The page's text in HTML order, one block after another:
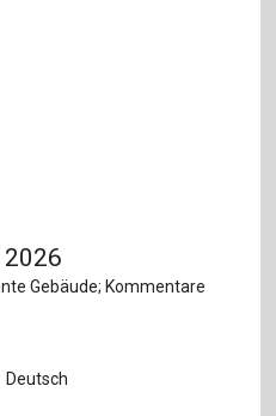
2026
Gebäude; Kommentare
Deutsch